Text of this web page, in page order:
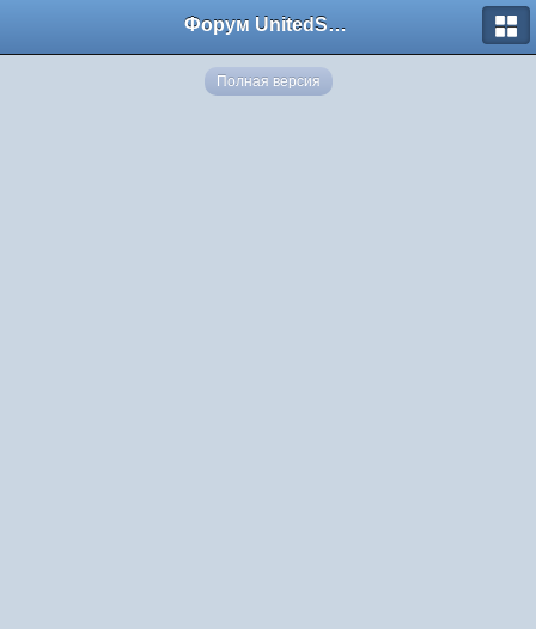
Форум UnitedSouth
Полная версия